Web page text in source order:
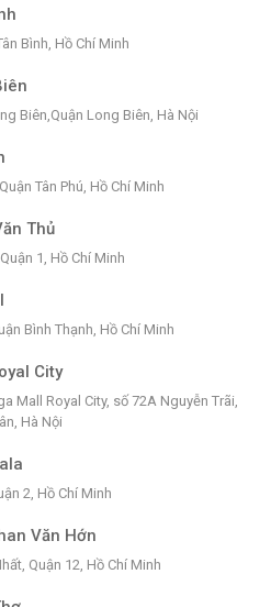
Bình, Hồ Chí Minh
Biên,Quận Long Biên, Hà Nội
Tân Phú, Hồ Chí Minh
Thủ
1, Hồ Chí Minh
Bình Thạnh, Hồ Chí Minh
City
Mall Royal City, số 72A Nguyễn Trãi,
Hà Nội
2, Hồ Chí Minh
Văn Hớn
Quận 12, Hồ Chí Minh